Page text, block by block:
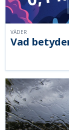
Vad
VÄDER